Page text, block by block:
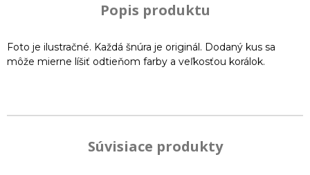
Popis produktu
Foto je ilustračné. Každá šnúra je originál. Dodaný kus sa
môže mierne líšiť odtieňom farby a veľkosťou korálok.
Súvisiace produkty